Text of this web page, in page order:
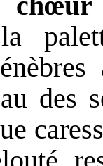
des